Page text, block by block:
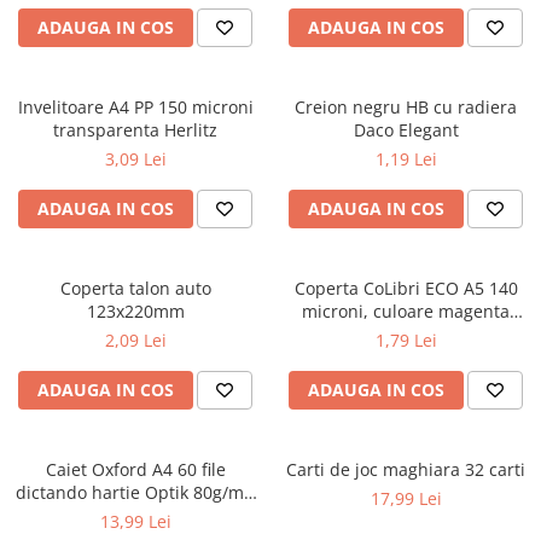
Globuri pământești
Cutii sandwich și caserole
Termosuri
Pahare și sticle pentru scoală
Cutii pentru depozitare
Caiete școlare și hârtie
Caiete muzică
Caiete geografie și biologie
Caiete foi veline
Vocabulare
Blocuri de desen școlare
Hârtie pentru lucru manual
ADAUGA IN COS ADAUGA IN COS
Invelitoare A4 PP 150 microni
transparenta Herlitz
3,09 Lei
ADAUGA IN COS
Creion negru HB cu radiera
Daco Elegant
1,19 Lei
ADAUGA IN COS
Coperta talon auto
123x220mm
2,09 Lei
ADAUGA IN COS
Coperta CoLibri ECO A5 140
microni, culoare magenta
opac
1,79 Lei
ADAUGA IN COS
Caiet Oxford A4 60 file
dictando hartie Optik 80g/mp
Touch Pastel
13,99 Lei
Carti de joc maghiara 32 carti
17,99 Lei